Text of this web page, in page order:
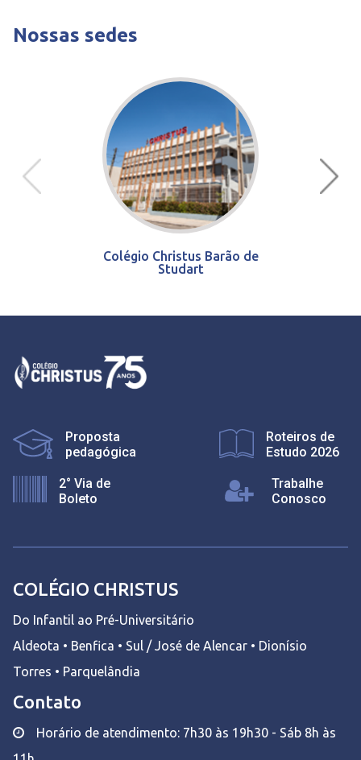
Nossas sedes
Colégio Christus Barão de
Studart
Proposta
pedagógica
Roteiros de
Estudo 2026
2° Via de
Boleto
Trabalhe
Conosco
COLÉGIO CHRISTUS
Do Infantil ao Pré-Universitário
Aldeota • Benfica • Sul / José de Alencar • Dionísio
Torres • Parquelândia
Contato
Horário de atendimento: 7h30 às 19h30 - Sáb 8h às